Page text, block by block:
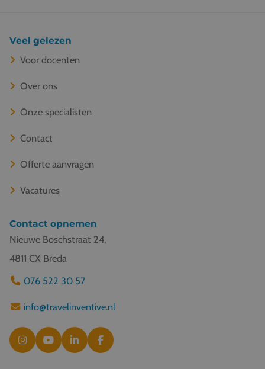
Veel gelezen
Voor docenten
Over ons
Onze specialisten
Contact
Offerte aanvragen
Vacatures
Contact opnemen
Nieuwe Boschstraat 24,
4811 CX Breda
076 522 30 57
info@travelinventive.nl